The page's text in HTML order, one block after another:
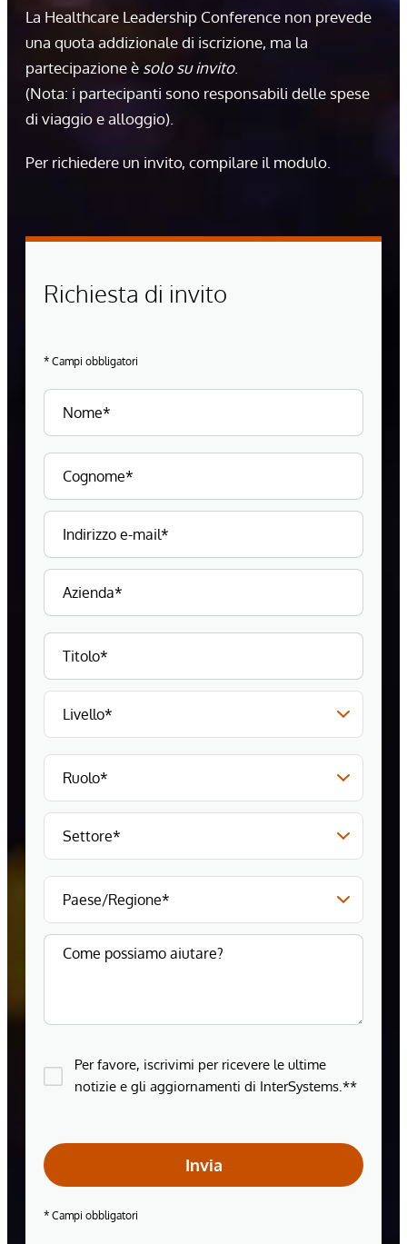
La Healthcare Leadership Conference non prevede
una quota addizionale di iscrizione, ma la
partecipazione è solo su invito.
(Nota: i partecipanti sono responsabili delle spese
di viaggio e alloggio).
Per richiedere un invito, compilare il modulo.
Richiesta di invito
* Campi obbligatori
Per favore, iscrivimi per ricevere le ultime
notizie e gli aggiornamenti di InterSystems.**
Invia
* Campi obbligatori